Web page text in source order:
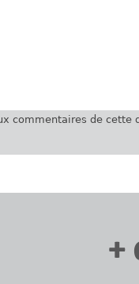
commentaires de cette
+